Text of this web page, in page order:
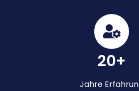
20+
Jahre